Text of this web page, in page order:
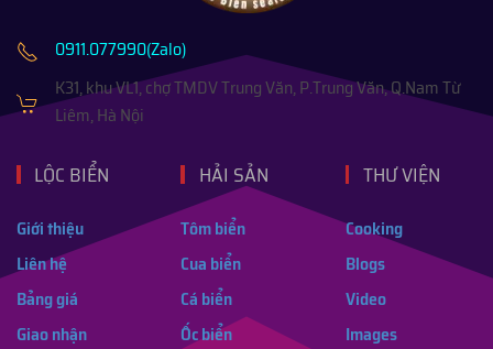
0911.077990(Zalo)
K31, khu VL1, chợ TMDV Trung Văn, P.Trung Văn, Q.Nam Từ
Liêm, Hà Nội
LỘC BIỂN
Giới thiệu
Liên hệ
Bảng giá
Giao nhận
HẢI SẢN
Tôm biển
Cua biển
Cá biển
Ốc biển
THƯ VIỆN
Cooking
Blogs
Video
Images